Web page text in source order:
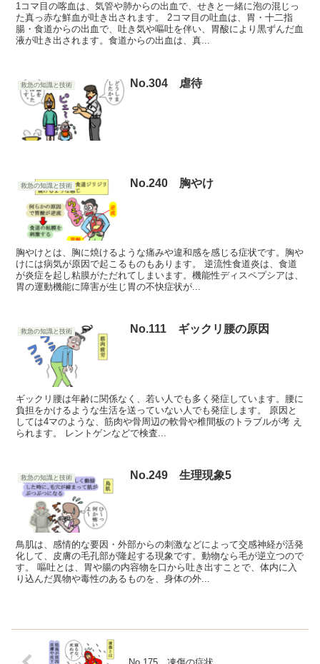
1コマ目の喀血は、気管や肺からの出血で、せきと一緒に泡の混じっ
た真っ赤な鮮血が吐き出されます。 2コマ目の吐血は、胃・十二指
腸・食道からの出血で、吐き気や嘔吐を伴い、胃酸により黒ずんだ血
液が吐き出されます。食道からの出血は、真...
救急の知識と技術 No.304 虐待
救急の知識と技術 No.240 胸やけ
胸やけとは、胸に焼けるような痛みや違和感を感じる症状です。胸や
けには病気が原因で起こるものもあります。 逆流性食道炎は、食道
が炎症を起し粘膜がただれてしまいます。機能性ディスペプシアは、
胃の運動機能に障害が生じ胃の不快症状が...
救急の知識と技術 No.111 ギックリ腰の原因
ギックリ腰は年齢に関係なく、若い人でも多く発症しています。腰に
負担をかけるような生活を送っていない人でも発症します。 原因と
しては4マのような、筋肉や骨周辺の軟骨や椎間板のトラブルが考 え
られます。 レントゲンなどで検査...
救急の知識と技術 No.249 生理現象5
鳥肌は、感情的な要因・外部からの刺激などによって交感神経が活発
化して、皮膚の毛孔部が隆起する現象です。動物なら毛が逆立つので
す。 嘔吐とは、胃や腸の内容物を口から吐き出すことで、体内に入
り込んだ異物や毒性のあるものを、身体の外...